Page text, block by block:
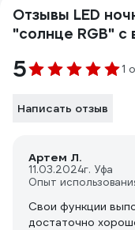
Отзывы LED
"солнце RGB"
5 1
Написать отзыв
Артем Л.
11.03.2024г. Уфа
Опыт
Свои функции
достаточно